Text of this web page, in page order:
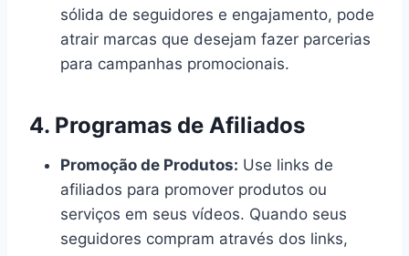
sólida de seguidores e engajamento, pode
atrair marcas que desejam fazer parcerias
para campanhas promocionais.
4. Programas de Afiliados
Promoção de Produtos: Use links de
afiliados para promover produtos ou
serviços em seus vídeos. Quando seus
seguidores compram através dos links,